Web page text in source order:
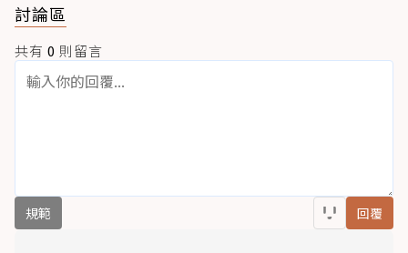
討論區
共有 0 則留言
規範 回覆